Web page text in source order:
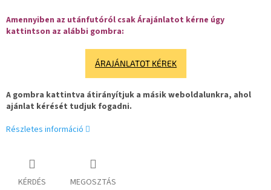
Amennyiben az utánfutóról csak Árajánlatot kérne úgy
kattintson az alábbi gombra:
ÁRAJÁNLATOT KÉREK
A gombra kattintva átirányítjuk a másik weboldalunkra, ahol
ajánlat kérését tudjuk fogadni.
Részletes információ
KÉRDÉS MEGOSZTÁS